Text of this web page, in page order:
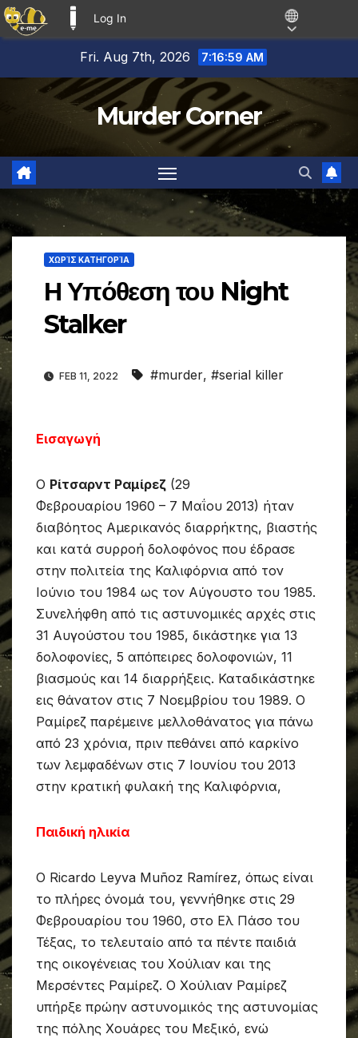
Log In
content
Fri. Aug 7th, 2026 7:17:00 AM
Murder Corner
ΧΩΡΊΣ ΚΑΤΗΓΟΡΊΑ
Η Υπόθεση του Night
Stalker
FEB 11, 2022 #murder, #serial killer
Εισαγωγή
O Ρίτσαρντ Ραμίρεζ (29
Φεβρουαρίου 1960 – 7 Μαΐου 2013) ήταν
διαβόητος Αμερικανός διαρρήκτης, βιαστής
και κατά συρροή δολοφόνος που έδρασε
στην πολιτεία της Καλιφόρνια από τον
Ιούνιο του 1984 ως τον Αύγουστο του 1985.
Συνελήφθη από τις αστυνομικές αρχές στις
31 Αυγούστου του 1985, δικάστηκε για 13
δολοφονίες, 5 απόπειρες δολοφονιών, 11
βιασμούς και 14 διαρρήξεις. Καταδικάστηκε
εις θάνατον στις 7 Νοεμβρίου του 1989. Ο
Ραμίρεζ παρέμεινε μελλοθάνατος για πάνω
από 23 χρόνια, πριν πεθάνει από καρκίνο
των λεμφαδένων στις 7 Ιουνίου του 2013
στην κρατική φυλακή της Καλιφόρνια,
Παιδική ηλικία
Ο Ricardo Leyva Muñoz Ramírez, όπως είναι
το πλήρες όνομά του, γεννήθηκε στις 29
Φεβρουαρίου του 1960, στο Ελ Πάσο του
Τέξας, το τελευταίο από τα πέντε παιδιά
της οικογένειας του Χούλιαν και της
Μερσέντες Ραμίρεζ. Ο Χούλιαν Ραμίρεζ
υπήρξε πρώην αστυνομικός της αστυνομίας
της πόλης Χουάρες του Μεξικό, ενώ